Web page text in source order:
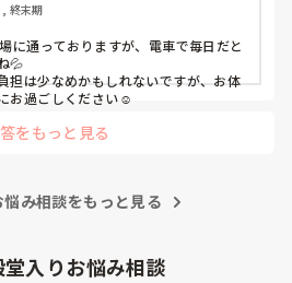
終末期
に通っておりますが、電車で毎日だと
💦
担は少なめかもしれないですが、お体
お過ごしください☺️
をもっと見る
悩み相談をもっと見る
入りお悩み相談